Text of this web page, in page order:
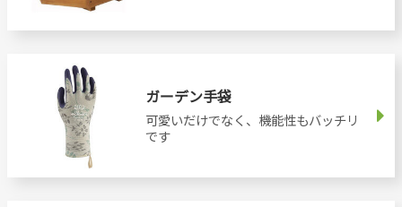
ガーデン手袋
可愛いだけでなく、機能性もバッチリ
です